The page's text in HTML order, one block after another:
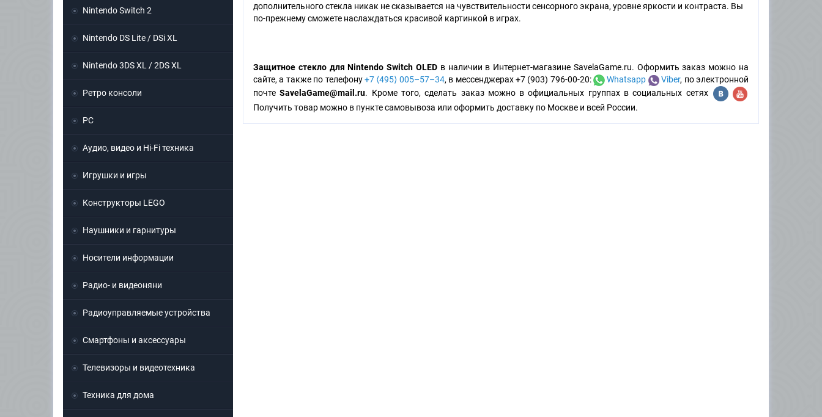
дополнительного стекла никак не сказывается на чувствительности сенсорного экрана, уровне яркости и контраста. Вы
по-прежнему сможете наслаждаться красивой картинкой в играх.
Защитное стекло для Nintendo Switch OLEDв наличии в Интернет-магазине SavelaGame.ru. Оформить заказ можно на
сайте, а также по телефону+7 ⟨495⟩ 005–57–34, в мессенджерах +7 (903) 796-00-20: Whatsapp Viber, по электронной
почтеSavelaGame@mail.ru. Кроме того, сделать заказ можно в официальных группах в социальных сетях
Получить товар можно в пункте самовывоза или оформить доставку по Москве и всей России.
Nintendo Switch 2
Nintendo DS Lite / DSi XL
Nintendo 3DS XL / 2DS XL
Ретро консоли
PC
Аудио, видео и Hi-Fi техника
Игрушки и игры
Конструкторы LEGO
Наушники и гарнитуры
Носители информации
Радио- и видеоняни
Радиоуправляемые устройства
Смартфоны и аксессуары
Телевизоры и видеотехника
Техника для дома